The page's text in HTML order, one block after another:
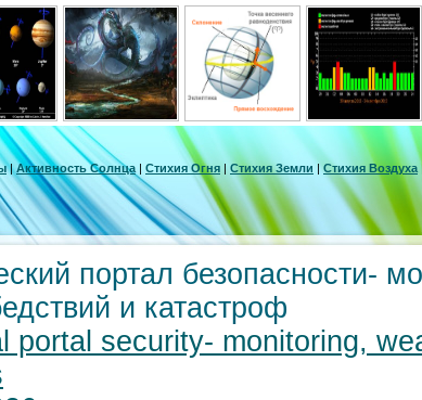
|Активность Солнца | Стихия Огня | Стихия Земли |Стихия Воздуха
портал безопасности-
и катастроф
portal security- monitoring,